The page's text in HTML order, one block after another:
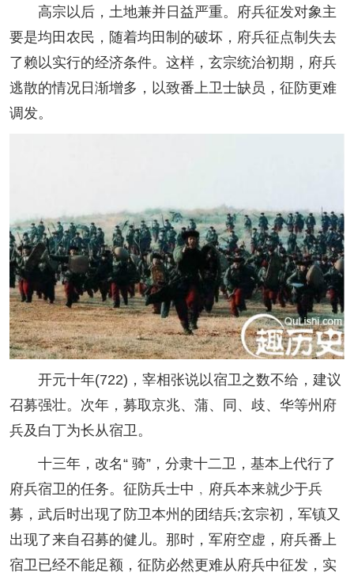
高宗以后，土地兼并日益严重。府兵征发对象主
要是均田农民，随着均田制的破坏，府兵征点制失去
了赖以实行的经济条件。这样，玄宗统治初期，府兵
逃散的情况日渐增多，以致番上卫士缺员，征防更难
调发。
开元十年(722)，宰相张说以宿卫之数不给，建议
召募强壮。次年，募取京兆、蒲、同、歧、华等州府
兵及白丁为长从宿卫。
十三年，改名“ 骑”，分隶十二卫，基本上代行了
府兵宿卫的任务。征防兵士中﹐府兵本来就少于兵
募，武后时出现了防卫本州的团结兵;玄宗初，军镇又
出现了来自召募的健儿。那时，军府空虚，府兵番上
宿卫已经不能足额，征防必然更难从府兵中征发，实